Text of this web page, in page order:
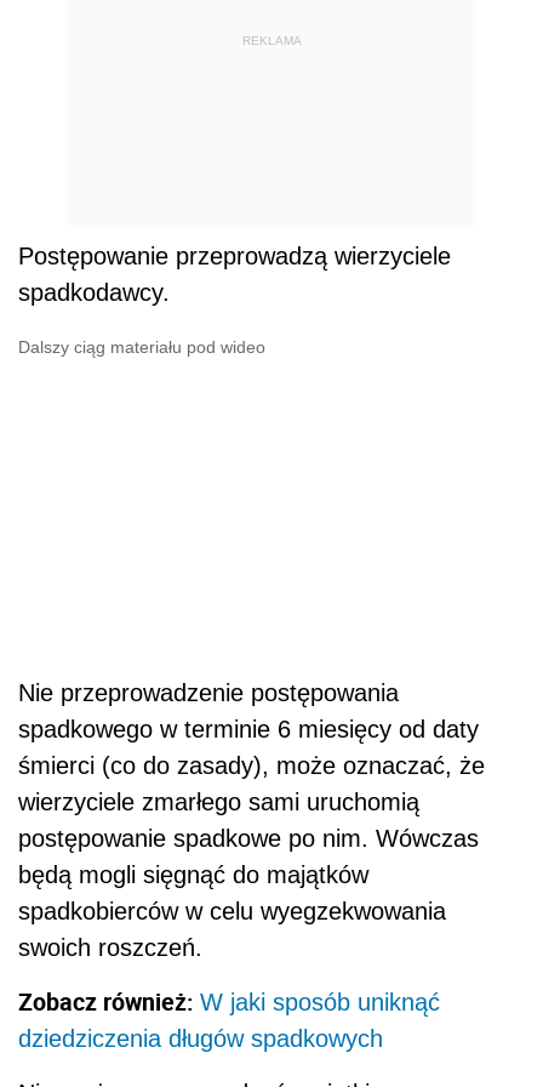
REKLAMA
Postępowanie przeprowadzą wierzyciele
spadkodawcy.
Dalszy ciąg materiału pod wideo
Nie przeprowadzenie postępowania
spadkowego w terminie 6 miesięcy od daty
śmierci (co do zasady), może oznaczać, że
wierzyciele zmarłego sami uruchomią
postępowanie spadkowe po nim. Wówczas
będą mogli sięgnąć do majątków
spadkobierców w celu wyegzekwowania
swoich roszczeń.
Zobacz również: W jaki sposób uniknąć
dziedziczenia długów spadkowych